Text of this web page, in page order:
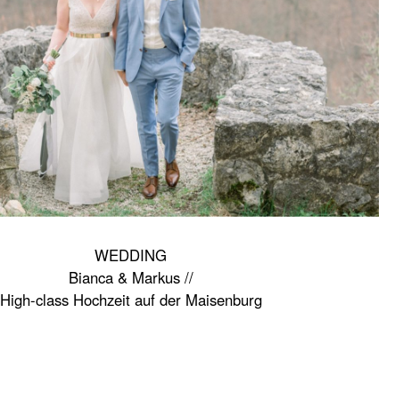
WEDDING
Bianca & Markus //
High-class Hochzeit auf der Maisenburg